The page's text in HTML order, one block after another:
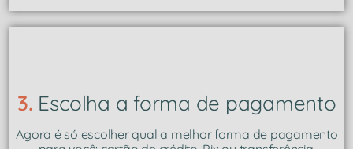
3. Escolha a forma de pagamento
Agora é só escolher qual a melhor forma de pagamento